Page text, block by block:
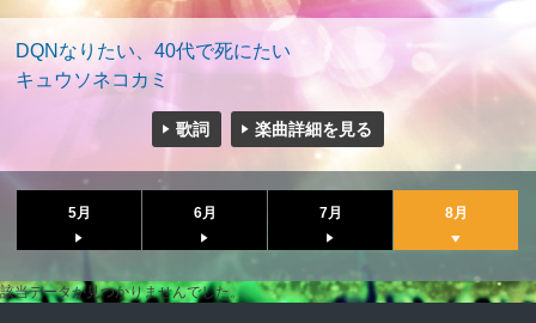
DQNなりたい、40代で死にたい
キュウソネコカミ
歌詞 楽曲詳細を見る
5月 6月 7月 8月
該当データが見つかりませんでした。